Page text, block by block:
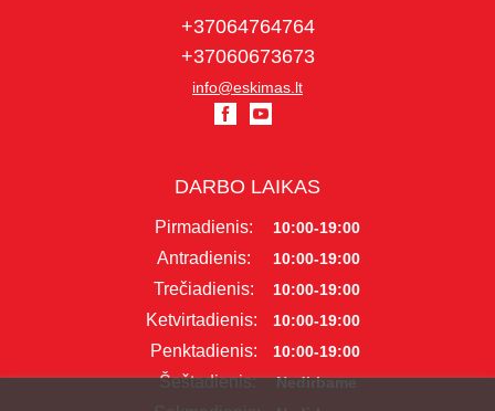
+37064764764
+37060673673
info@eskimas.lt
DARBO LAIKAS
Pirmadienis: 10:00-19:00
Antradienis: 10:00-19:00
Trečiadienis: 10:00-19:00
Ketvirtadienis: 10:00-19:00
Penktadienis: 10:00-19:00
Šeštadienis: Nedirbame